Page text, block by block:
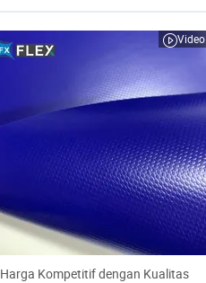
Video
Harga Kompetitif dengan Kualitas